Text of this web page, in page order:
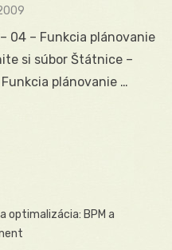
04 – Funkcia plánovanie
si súbor Štátnice –
plánovanie …
optimalizácia: BPM a